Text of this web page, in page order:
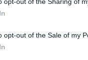
opt-out of the Sale of my
néhány
másik ír pályán,
lehetőségeim